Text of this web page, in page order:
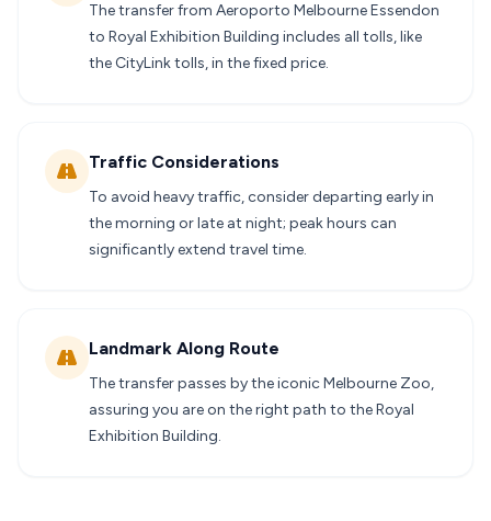
The transfer from Aeroporto Melbourne Essendon
to Royal Exhibition Building includes all tolls, like
the CityLink tolls, in the fixed price.
Traffic Considerations
To avoid heavy traffic, consider departing early in
the morning or late at night; peak hours can
significantly extend travel time.
Landmark Along Route
The transfer passes by the iconic Melbourne Zoo,
assuring you are on the right path to the Royal
Exhibition Building.